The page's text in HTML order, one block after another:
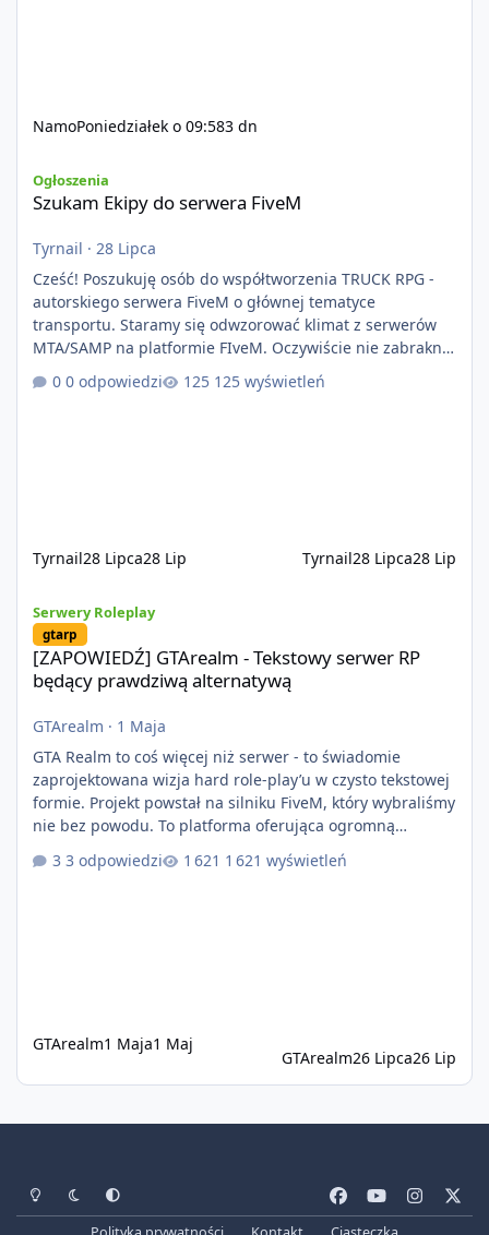
NamoPoniedziałek o 09:583 dn
Ogłoszenia
Szukam Ekipy do serwera FiveM
Tyrnail · 28 Lipca
Cześć! Poszukuję osób do współtworzenia TRUCK RPG -
autorskiego serwera FiveM o głównej tematyce
transportu. Staramy się odwzorować klimat z serwerów
MTA/SAMP na platformie FIveM. Oczywiście nie zabraknie
kontentu dla graczy którzy chcą robić coś innego niż
jeździć ciężarówką. Projekt tworzony jest od podstaw z
0 odpowiedzi 125 wyświetleń
Tyrnail28 Lipca28 Lip Tyrnail28 Lipca28 Lip
Serwery Roleplay
gtarp
[ZAPOWIEDŹ] GTArealm - Tekstowy serwer RP
będący prawdziwą alternatywą
GTArealm · 1 Maja
GTA Realm to coś więcej niż serwer - to świadomie
zaprojektowana wizja hard role-play’u w czysto tekstowej
formie. Projekt powstał na silniku FiveM, który wybraliśmy
nie bez powodu. To platforma oferująca ogromną
elastyczność i znacznie szybszy rozwój systemów niż w
przypadku innych rozwiązań. Usprawniona
3 odpowiedzi 1 621 wyświetleń
GTArealm1 Maja1 Maj
GTArealm26 Lipca26 Lip
Tryb jasnyTryb ciemnyPreferencje systemowe
a
o
n